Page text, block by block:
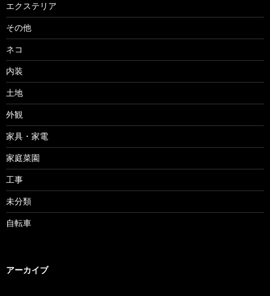
エクステリア
その他
ネコ
内装
土地
外観
家具・家電
家庭菜園
工事
未分類
自転車
アーカイブ